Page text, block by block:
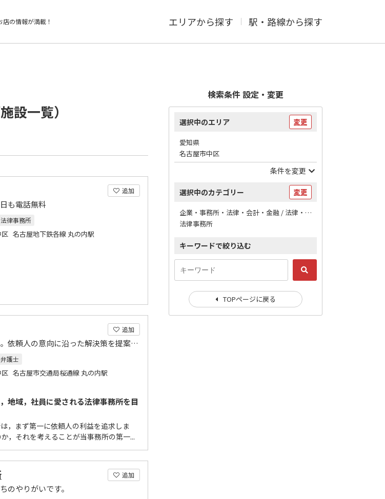
店の情報が満載！ エリアから探す 駅・路線から探す
設一覧）
追加
も電話無料
法律事務所
名古屋地下鉄各線 丸の内駅
追加
名古屋の親しみやすい弁護士。依頼人の意向に沿った解決策を提案いたします。お気軽にご相談を。
弁護士
名古屋市交通局桜通線 丸の内駅
地域，社員に愛される法律事務所を目
，まず第一に依頼人の利益を追求しま
，それを考えることが当事務所の第一...
追加
のやりがいです。
検索条件 設定・変更
選択中のエリア 変更
愛知県
名古屋市中区
条件を変更
選択中のカテゴリー 変更
企業・事務所・法律・会計・金融 / 法律・会計
法律事務所
キーワードで絞り込む
TOPページに戻る